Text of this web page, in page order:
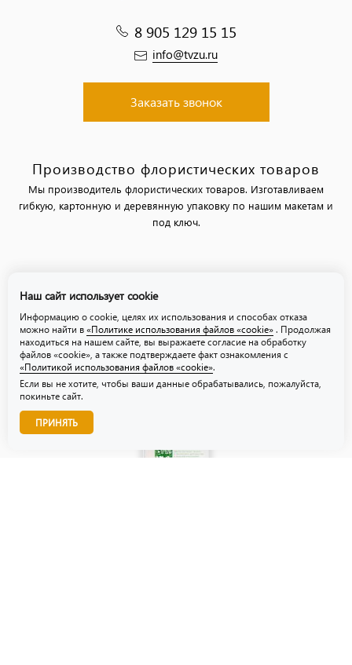
8 905 129 15 15
info@tvzu.ru
Заказать звонок
Производство флористических товаров
Мы производитель флористических товаров. Изготавливаем
гибкую, картонную и деревянную упаковку по нашим макетам и
под ключ.
Политика использования файлов «cookie»
Звоните нам!
Наш сайт использует cookie
Информацию о cookie, целях их использования и способах отказа
можно найти в «Политике использования файлов «cookie» . Продолжая
находиться на нашем сайте, вы выражаете согласие на обработку
файлов «cookie», а также подтверждаете факт ознакомления с
«Политикой использования файлов «cookie».
Если вы не хотите, чтобы ваши данные обрабатывались, пожалуйста,
покиньте сайт.
ПРИНЯТЬ